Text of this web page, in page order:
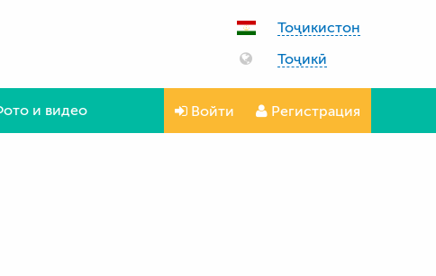
Тоҷикистон
Тоҷикӣ
и видео Войти Регистрация